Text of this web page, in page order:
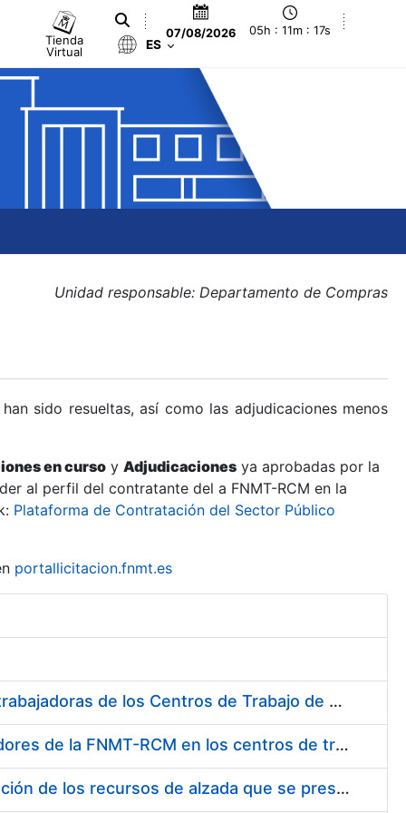
Tienda
Virtual
07/08/2026 05h : 11m : 17s
ES
Unidad responsable: Departamento de Compras
sido resueltas, así como las adjudicaciones menos
en curso y Adjudicaciones ya aprobadas por la
al perfil del contratante del a FNMT-RCM en la
Plataforma de Contratación del Sector Público
portallicitacion.fnmt.es
Suministro de Protectores Auditivos a medida para las personas trabajadoras de los Centros de Trabajo de Madrid y Burgos
Suministro de gafas graduadas antiproyecciones para los trabajadores de la FNMT-RCM en los centros de trabajo de Madrid y Burgos
Servicios de una empresa externa para el asesoramiento y resolución de los recursos de alzada que se presentan relacionados con procesos de selección para la FNMT-RCM